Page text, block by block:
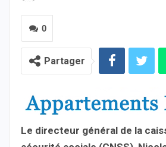
0
Partager
Le directeur général de la